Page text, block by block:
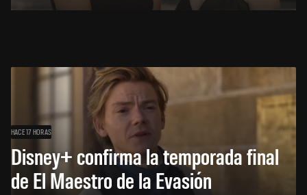
HACE 17 HORAS
Disney+ confirma la temporada final
de El Maestro de la Evasión